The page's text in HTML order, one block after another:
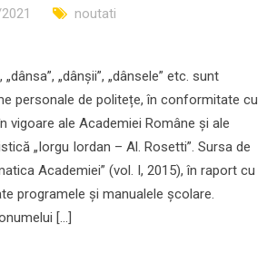
noutati
„dânșii”, „dânsele” etc. sunt
personale de politețe, în conformitate cu
vigoare ale Academiei Române și ale
„Iorgu Iordan – Al. Rosetti”. Sursa de
Academiei” (vol. I, 2015), în raport cu
programele și manualele școlare.
[…]